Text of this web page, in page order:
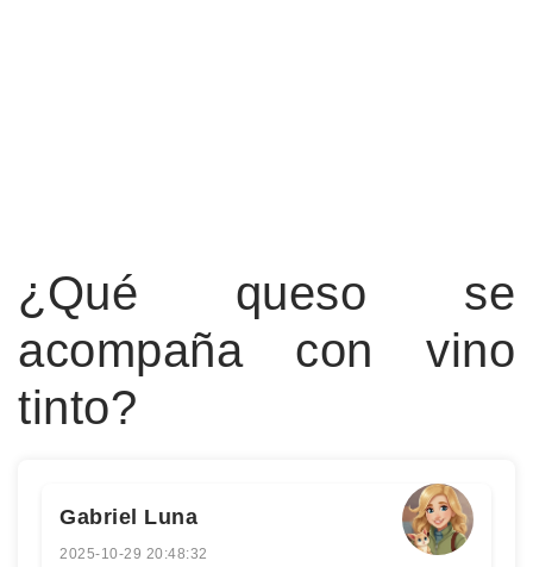
¿Qué queso se
acompaña con vino
tinto?
Gabriel Luna
2025-10-29 20:48:32